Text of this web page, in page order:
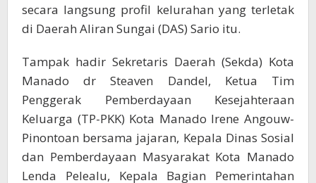
secara langsung profil kelurahan yang terletak
di Daerah Aliran Sungai (DAS) Sario itu.
Tampak hadir Sekretaris Daerah (Sekda) Kota
Manado dr Steaven Dandel, Ketua Tim
Penggerak Pemberdayaan Kesejahteraan
Keluarga (TP-PKK) Kota Manado Irene Angouw-
Pinontoan bersama jajaran, Kepala Dinas Sosial
dan Pemberdayaan Masyarakat Kota Manado
Lenda Pelealu, Kepala Bagian Pemerintahan